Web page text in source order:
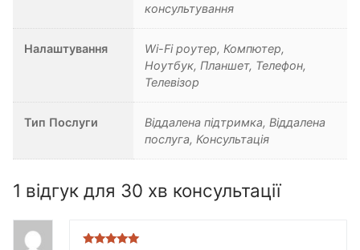
консультування
Налаштування
Wi-Fi роутер, Компютер,
Ноутбук, Планшет, Телефон,
Телевізор
Тип Послуги
Віддалена підтримка, Віддалена
послуга, Консультація
1 відгук для 30 хв консультації